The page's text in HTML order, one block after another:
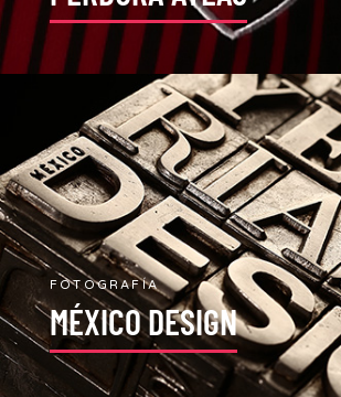
FOTOGRAFÍA
MÉXICO DESIGN